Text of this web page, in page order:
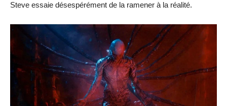
Steve essaie désespérément de la ramener à la réalité.